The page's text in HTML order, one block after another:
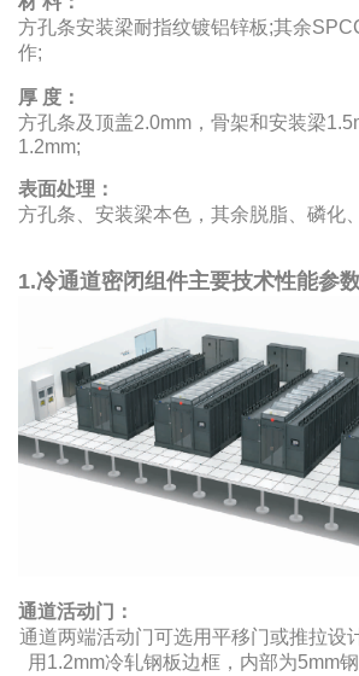
方孔条安装梁耐指纹镀铝锌板;其余
作;
厚 度：
方孔条及顶盖2.0mm，骨架和安装梁
1.2mm;
表面处理：
方孔条、安装梁本色，其余脱脂、磷化
1.冷通道密闭组件主要技术性能参
通道活动门：
通道两端活动门可选用平移门或推拉设
用1.2mm冷轧钢板边框，内部为5mm